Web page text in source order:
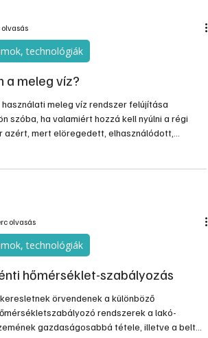
olvasás
technológiák
a meleg víz?
meleg víz rendszer felújítása
szóba, ha valamiért hozzá kell nyúlni a régi
azért, mert elöregedett, elhasználódott,
olvasás
technológiák
hőmérséklet-szabályozás
örvendenek a különböző
rendszerek a lakó­
gazdaságosabbá tétele, illetve a beltéri